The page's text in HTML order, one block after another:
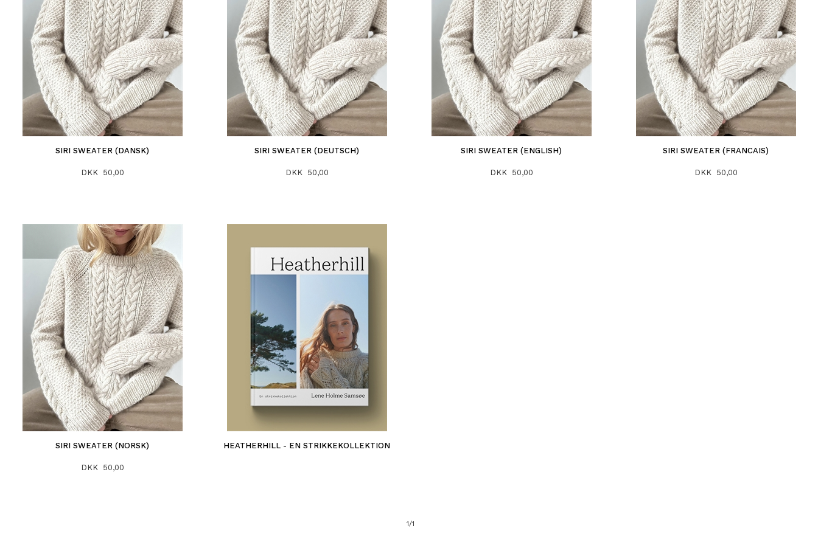
SIRI SWEATER (DANSK)
DKK 50,00
SIRI SWEATER (DEUTSCH)
DKK 50,00
SIRI SWEATER (ENGLISH)
DKK 50,00
SIRI SWEATER (FRANCAIS)
DKK 50,00
SIRI SWEATER (NORSK)
DKK 50,00
HEATHERHILL - EN STRIKKEKOLLEKTION
1/1